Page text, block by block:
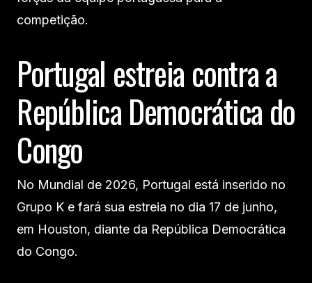
competição.
Portugal estreia contra a
República Democrática do
Congo
No Mundial de 2026, Portugal está inserido no
Grupo K e fará sua estreia no dia 17 de junho,
em Houston, diante da República Democrática
do Congo.